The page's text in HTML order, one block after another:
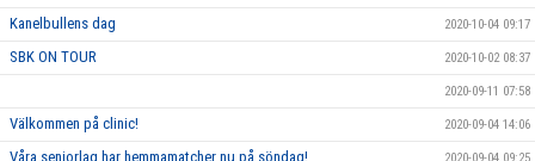
Kanelbullens dag 2020-10-04 09:17
SBK ON TOUR 2020-10-02 08:37
2020-09-11 07:58
Välkommen på clinic! 2020-09-04 14:06
Våra seniorlag har hemmamatcher nu på söndag!